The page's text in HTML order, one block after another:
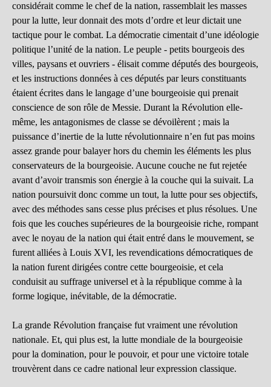
considérait comme le chef de la nation, rassemblait les masses
pour la lutte, leur donnait des mots d’ordre et leur dictait une
tactique pour le combat. La démocratie cimentait d’une idéologie
politique l’unité de la nation. Le peuple - petits bourgeois des
villes, paysans et ouvriers - élisait comme députés des bourgeois,
et les instructions données à ces députés par leurs constituants
étaient écrites dans le langage d’une bourgeoisie qui prenait
conscience de son rôle de Messie. Durant la Révolution elle-
même, les antagonismes de classe se dévoilèrent ; mais la
puissance d’inertie de la lutte révolutionnaire n’en fut pas moins
assez grande pour balayer hors du chemin les éléments les plus
conservateurs de la bourgeoisie. Aucune couche ne fut rejetée
avant d’avoir transmis son énergie à la couche qui la suivait. La
nation poursuivit donc comme un tout, la lutte pour ses objectifs,
avec des méthodes sans cesse plus précises et plus résolues. Une
fois que les couches supérieures de la bourgeoisie riche, rompant
avec le noyau de la nation qui était entré dans le mouvement, se
furent alliées à Louis XVI, les revendications démocratiques de
la nation furent dirigées contre cette bourgeoisie, et cela
conduisit au suffrage universel et à la république comme à la
forme logique, inévitable, de la démocratie.
La grande Révolution française fut vraiment une révolution
nationale. Et, qui plus est, la lutte mondiale de la bourgeoisie
pour la domination, pour le pouvoir, et pour une victoire totale
trouvèrent dans ce cadre national leur expression classique.